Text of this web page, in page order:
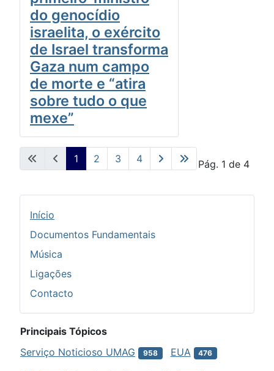
do genocídio
israelita, o exército
de Israel transforma
Gaza num campo
de morte e “atira
sobre tudo o que
mexe”
Pág. 1 de 4
1 2 3 4
Início
Documentos Fundamentais
Música
Ligações
Contacto
Principais Tópicos
Serviço Noticioso UMAG
958 EUA 476